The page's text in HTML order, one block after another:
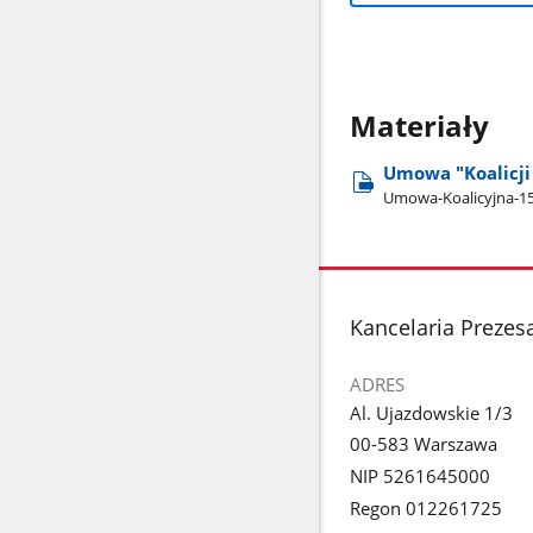
Materiały
Umowa
Umowa-Koalicyjna-
stopka
Kancelaria
ADRES
Al. Ujazdowskie 1/3
00-583 Warszawa
NIP 5261645000
Regon 012261725